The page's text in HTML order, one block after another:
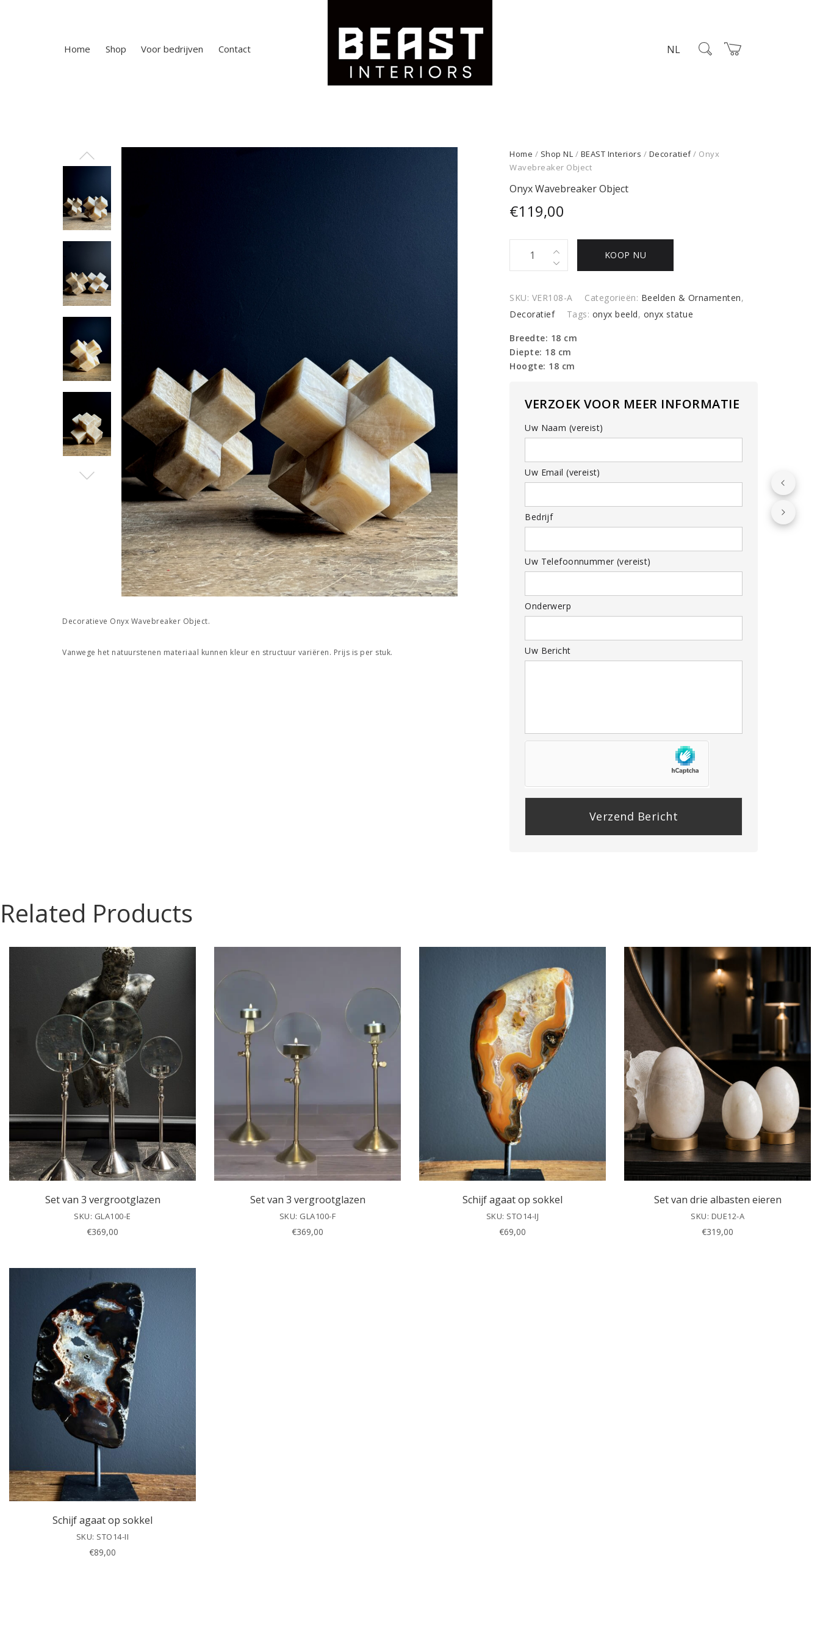
Home Shop Voor bedrijven Contact NL
Decoratieve Onyx Wavebreaker Object.
Vanwege het natuurstenen materiaal kunnen kleur en structuur variëren. Prijs is per stuk.
Home / Shop NL / BEAST Interiors / Decoratief/ Onyx
Wavebreaker Object
Onyx Wavebreaker Object
€119,00
Wavebreaker
quantity
KOOP NU
SKU: VER108-A Categorieën: Beelden & Ornamenten,
Decoratief
Tags: onyx beeld, onyx statue
Breedte: 18 cm
Diepte: 18 cm
Hoogte: 18 cm
VERZOEK VOOR MEER INFORMATIE
Uw Naam (vereist)
Uw Email (vereist)
Bedrijf
Uw Telefoonnummer (vereist)
Onderwerp
Uw Bericht
Related Products
Set van 3 vergrootglazen
SKU: GLA100-E
€369,00
Set van 3 vergrootglazen
SKU: GLA100-F
€369,00
Schijf agaat op sokkel
SKU: STO14-IJ
€69,00
Set van drie albasten eieren
SKU: DUE12-A
€319,00
Schijf agaat op sokkel
SKU: STO14-II
€89,00